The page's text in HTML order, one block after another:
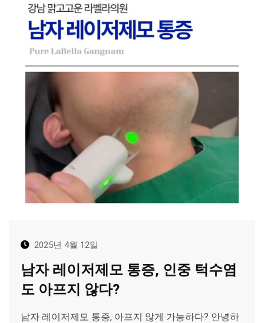
2025년 4월 12일
남자 레이저제모 통증, 인중 턱수염
도 아프지 않다?
남자 레이저제모 통증, 아프지 않게 가능하다? 안녕하